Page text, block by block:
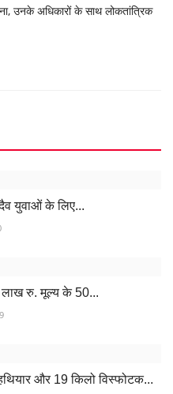
उनके अधिकारों के साथ लोकतांत्रिक
युवाओं के लिए...
लाख रु. मूल्य के 50...
और 19 किलो विस्फोटक...